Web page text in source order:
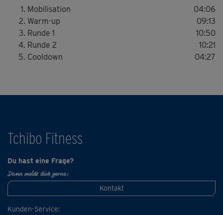
dann das eigentliche Warm-up folgt, bevor es im Workout
in zwei Runden ordentlich zur Sache geht – mit vielen
Elementen aus dem Boxen und einer guten Portion
Cardio-Training. Richtig auspowern? Garantiert mit
diesem Vater-Tochter-Power-Duo!
Mobilisation
04:06
Warm-up
09:13
Runde 1
10:50
Runde 2
10:21
Cooldown
04:27
Tchibo Fitness
Du hast eine Frage?
Dann melde dich gerne:
Kontakt
Kunden-Service: